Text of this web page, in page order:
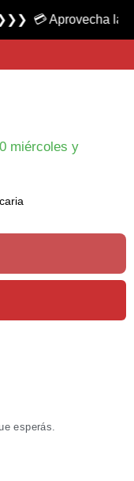
miércoles y
esperás.
las 3